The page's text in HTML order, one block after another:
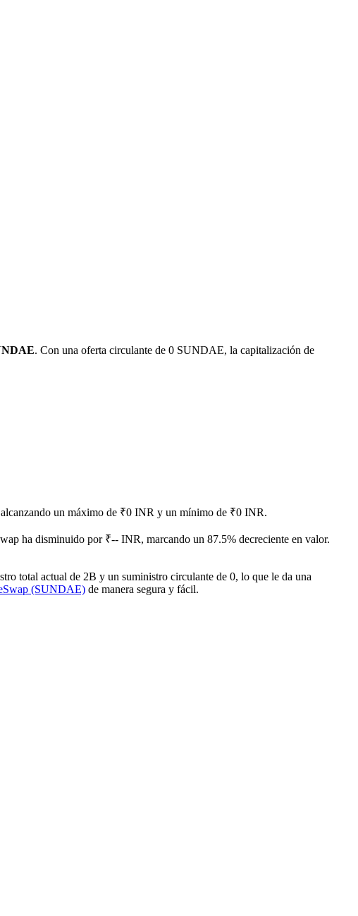
. Con una oferta circulante de 0 SUNDAE, la capitalización de
un máximo de ₹0 INR y un mínimo de ₹0 INR.
ha disminuido por ₹-- INR, marcando un 87.5% decreciente en valor.
total actual de 2B y un suministro circulante de 0, lo que le da una
(SUNDAE) de manera segura y fácil.